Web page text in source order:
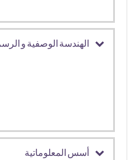
الهندسة الوصفية و
أسس المعلوماتية